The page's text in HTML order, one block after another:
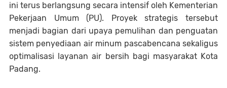
ini terus berlangsung secara intensif oleh Kementerian
Pekerjaan Umum (PU). Proyek strategis tersebut
menjadi bagian dari upaya pemulihan dan penguatan
sistem penyediaan air minum pascabencana sekaligus
optimalisasi layanan air bersih bagi masyarakat Kota
Padang.